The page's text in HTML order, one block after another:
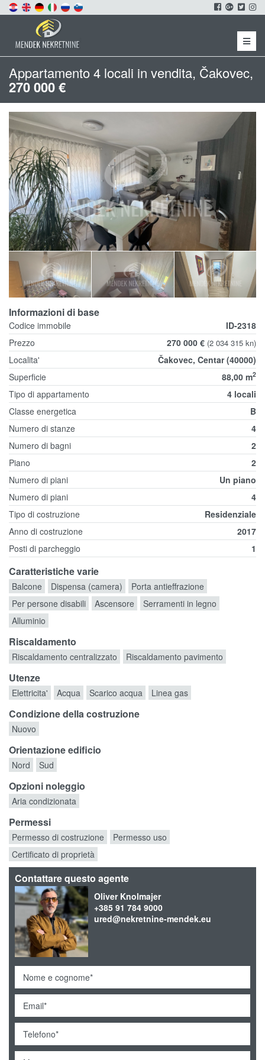
Menu
Appartamento 4 locali in vendita, Čakovec,
270 000 €
Informazioni di base
Codice immobile
ID-2318
Prezzo
270 000 € (2 034 315 kn)
Localita'
Čakovec, Centar (40000)
Superficie
88,00 m2
Tipo di appartamento
4 locali
Classe energetica
B
Numero di stanze
4
Numero di bagni
2
Piano
2
Numero di piani
Un piano
Numero di piani
4
Tipo di costruzione
Residenziale
Anno di costruzione
2017
Posti di parcheggio
1
Caratteristiche varie
Balcone Dispensa (camera)
Porta antieffrazione
Per persone disabili
Ascensore
Serramenti in legno
Alluminio
Riscaldamento
Riscaldamento centralizzato Riscaldamento pavimento
Utenze
Elettricita' Acqua Scarico acqua Linea gas
Condizione della costruzione
Nuovo
Orientazione edificio
Nord Sud
Opzioni noleggio
Aria condizionata
Permessi
Permesso di costruzione
Permesso uso
Certificato di proprietà
Contattare questo agente
Oliver Knolmajer
+385 91 784 9000
ured@nekretnine-mendek.eu